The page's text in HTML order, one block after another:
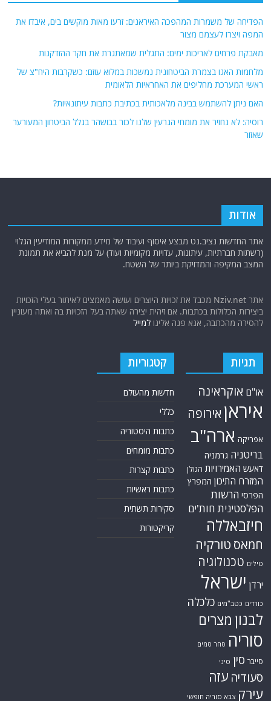
הפדיחה של משמרות המהפכה האיראנים: זרעו מאות מוקשים בים, איבדו את
המפה ויצרו לעצמם מצור
מאבקת פרחים לאריכות ימים: התגלית שמאתגרת את חקר ההזדקנות
מלחמות האגו בצמרת הביטחונית נמשכות במלוא עוזם: כשקרבות היח"צ של
ראשי המערכת מחליפים את האחראיות הלאומית
האם ניתן להשתמש בבינה מלאכותית בכתיבת כתבות עיתונאיות?
רוסיה: לא נחזיר את מומחי הגרעין שלנו לכור בבושהר בגלל הביטחון המעורער
שאזור
אודות
אתר החדשות נציב.נט מבצע איסוף ועיבוד של מידע ממקורות המודיעין הגלוי
(רשתות חברתיות, עיתונות, עדויות מקומיות ועוד) על מנת להביא את תמונת
המצב המקיפה והמדויקת ביותר של השטח.
אתר Nziv.net מכבד את זכויות היוצרים ועושה מאמצים לאיתור בעלי הזכויות
ביצירות הכלולות בכתבות. אם זיהית יצירה שאתה בעל הזכויות בה ואתה מעוניין
להסירה מהכתבה, אנא פנה אלינולמייל
תגיות
או"ם אוקראינה
איראן אירופה
אפריקה ארה"ב
בריטניה גרמניה
דאעש האמירויות הגולן
המזרח התיכון המפרץ
הפרסי הרשות
הפלסטינית חות'ים
חיזבאללה
חמאס טורקיה
טילים טכנולוגיה
ירדן ישראל
כורדים כטב"מים כלכלה
לבנון מצרים
סוריה סחר סמים
סייבר סין סיני
סעודיה עזה
עירק צבא סוריה חופשי
קטגוריות
חדשות מהעולם
כללי
כתבות היסטוריה
כתבות מומחים
כתבות קצרות
כתבות ראשיות
סקירות תשתית
קריקטורות